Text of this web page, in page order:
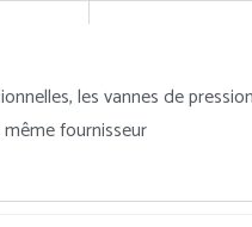
les vannes de
fournisseur